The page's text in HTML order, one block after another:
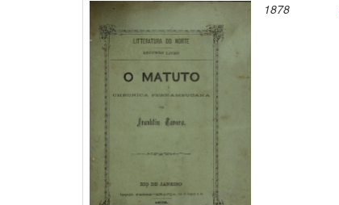
1878